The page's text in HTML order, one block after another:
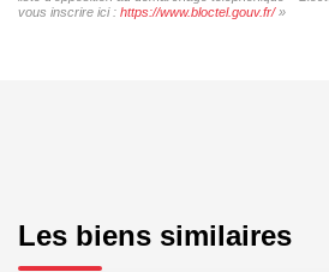
vous inscrire ici : https://www.bloctel.gouv.fr/»
Les biens similaires